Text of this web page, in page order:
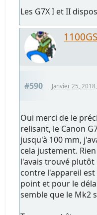
Les G7X I et II
1100GS
#590 Janvier 25,
Oui merci de le
relisant, le Canon
jusqu'à 100 mm,
cela justement.
l'avais trouvé
contre l'appareil
point et pour le
semble que le Mk2